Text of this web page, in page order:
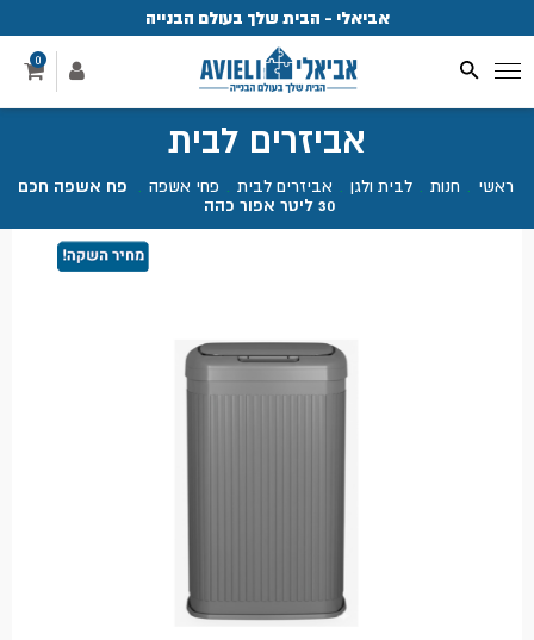
אביאלי - הבית שלך בעולם הבנייה
0
אביזרים לבית
ראשי חנות לבית ולגן אביזרים לבית פחי אשפה
פח אשפה חכם
30 ליטר אפור כהה